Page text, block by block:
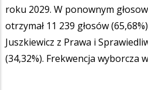
roku 2029. W ponownym
otrzymał 11 239 głosów
Juszkiewicz z Prawa i
(34,32%). Frekwencja wyborcza